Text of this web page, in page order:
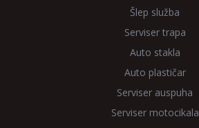
Šlep služba
Serviser trapa
Auto stakla
Auto plastičar
Serviser auspuha
Serviser motocikala